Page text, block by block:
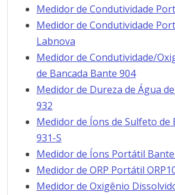
Medidor de Condutividade
Medidor de Condutividade
Labnova
Medidor de Condutividade/
de Bancada Bante 904
Medidor de Dureza de Água
932
Medidor de Íons de Sulfeto de
931-S
Medidor de Íons Portátil Bante
Medidor de ORP Portátil
Medidor de Oxigênio